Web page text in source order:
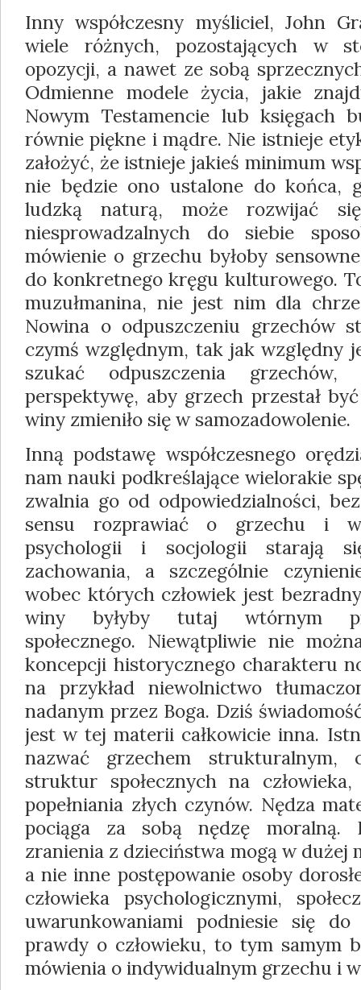
Inny współczesny myśliciel, John
wiele różnych, pozostających w
opozycji, a nawet ze sobą
Odmienne modele życia, jakie
Nowym Testamencie lub księgach
równie piękne i mądre. Nie istnieje
założyć, że istnieje jakieś minimum
nie będzie ono ustalone do końca,
ludzką naturą, może rozwijać
niesprowadzalnych do siebie
mówienie o grzechu byłoby
do konkretnego kręgu kulturowego.
muzułmanina, nie jest nim dla
Nowina o odpuszczeniu grzechów
czymś względnym, tak jak względny
szukać odpuszczenia
perspektywę, aby grzech przestał
winy zmieniło się w samozadowolenie.
Inną podstawę współczesnego
nam nauki podkreślające wielorakie
zwalnia go od odpowiedzialności,
sensu rozprawiać o grzechu i
psychologii i socjologii starają
zachowania, a szczególnie
wobec których człowiek jest
winy byłyby tutaj wtórnym
społecznego. Niewątpliwie nie
koncepcji historycznego charakteru
na przykład niewolnictwo
nadanym przez Boga. Dziś
jest w tej materii całkowicie inna.
nazwać grzechem strukturalnym,
struktur społecznych na
popełniania złych czynów. Nędza
pociąga za sobą nędzę moralną.
zranienia z dzieciństwa mogą w dużej
a nie inne postępowanie osoby
człowieka psychologicznymi,
uwarunkowaniami podniesie się
prawdy o człowieku, to tym samym
mówienia o indywidualnym grzechu i